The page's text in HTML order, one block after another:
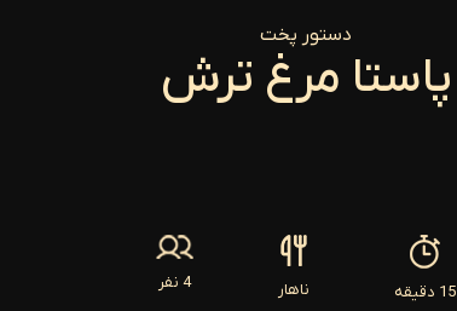
دستور پخت
پاستا مرغ ترش
15 دقیقه ناهار 4 نفر